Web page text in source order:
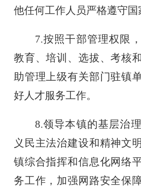
他任何工作人员严格遵守国
7.按照干部管理权限
教育、培训、选拔、考核
助管理上级有关部门驻镇
好人才服务工作。
8.领导本镇的基层治
义民主法治建设和精神文
镇综合指挥和信息化网络
务工作，加强网路安全保